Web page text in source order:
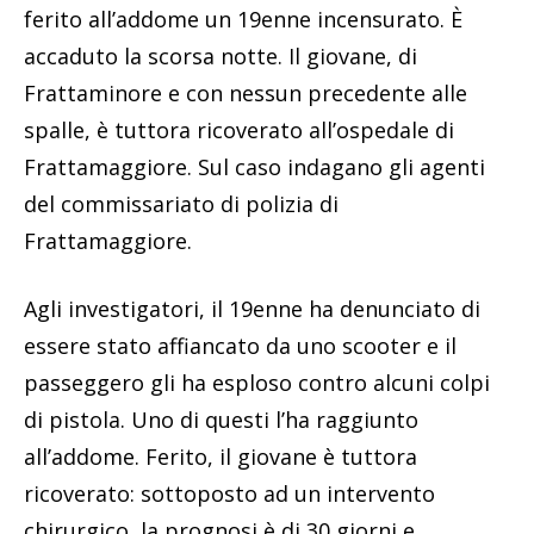
ferito all’addome un 19enne incensurato. È
accaduto la scorsa notte. Il giovane, di
Frattaminore e con nessun precedente alle
spalle, è tuttora ricoverato all’ospedale di
Frattamaggiore. Sul caso indagano gli agenti
del commissariato di polizia di
Frattamaggiore.
Agli investigatori, il 19enne ha denunciato di
essere stato affiancato da uno scooter e il
passeggero gli ha esploso contro alcuni colpi
di pistola. Uno di questi l’ha raggiunto
all’addome. Ferito, il giovane è tuttora
ricoverato: sottoposto ad un intervento